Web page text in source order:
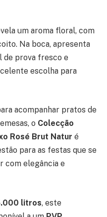
um aroma floral, com
Na boca, apresenta
de prova fresco e
escolha para
acompanhar pratos de
o Colecção
Rosé Brut Natur é
para as festas que se
com elegância e
litros, este